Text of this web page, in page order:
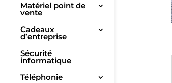
Matériel point de
vente
Cadeaux
d’entreprise
Sécurité
informatique
Téléphonie